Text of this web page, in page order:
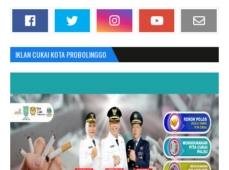
IKLAN CUKAI KOTA PROBOLINGGO